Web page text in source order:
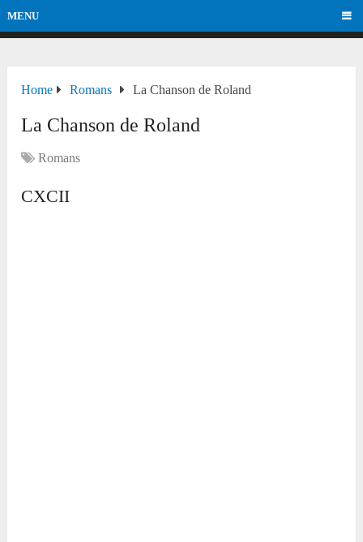
MENU
Home Romans La Chanson de Roland
La Chanson de Roland
Romans
CXCII